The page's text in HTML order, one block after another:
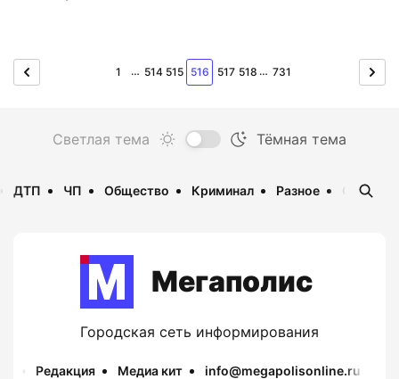
1 … 514 515 516 517 518 … 731
ДТП ЧП Общество Криминал Разное
Мегаполис
Городская сеть информирования
Редакция Медиа кит info@megapolisonline.ru